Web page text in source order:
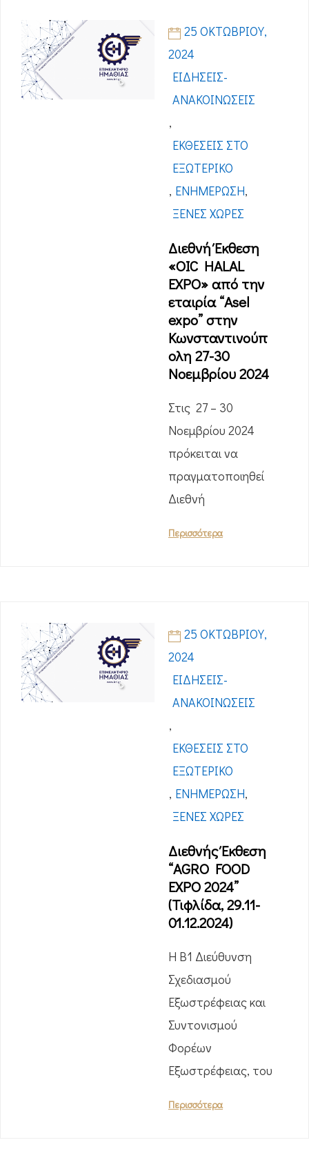
25 ΟΚΤΩΒΡΊΟΥ,
2024
ΕΙΔΉΣΕΙΣ-
ΑΝΑΚΟΙΝΏΣΕΙΣ
,
ΕΚΘΈΣΕΙΣ ΣΤΟ
ΕΞΩΤΕΡΙΚΌ
, ΕΝΗΜΈΡΩΣΗ,
ΞΈΝΕΣ ΧΏΡΕΣ
Διεθνή Έκθεση
«OIC HALAL
EXPO» από την
εταιρία “Asel
expo” στην
Κωνσταντινούπ
ολη 27-30
Νοεμβρίου 2024
Στις 27 – 30
Νοεμβρίου 2024
πρόκειται να
πραγματοποιηθεί
Διεθνή
Περισσότερα
25 ΟΚΤΩΒΡΊΟΥ,
2024
ΕΙΔΉΣΕΙΣ-
ΑΝΑΚΟΙΝΏΣΕΙΣ
,
ΕΚΘΈΣΕΙΣ ΣΤΟ
ΕΞΩΤΕΡΙΚΌ
, ΕΝΗΜΈΡΩΣΗ,
ΞΈΝΕΣ ΧΏΡΕΣ
Διεθνής Έκθεση
“AGRO FOOD
EXPO 2024”
(Τιφλίδα, 29.11-
01.12.2024)
Η Β1 Διεύθυνση
Σχεδιασμού
Εξωστρέφειας και
Συντονισμού
Φορέων
Εξωστρέφειας, του
Περισσότερα